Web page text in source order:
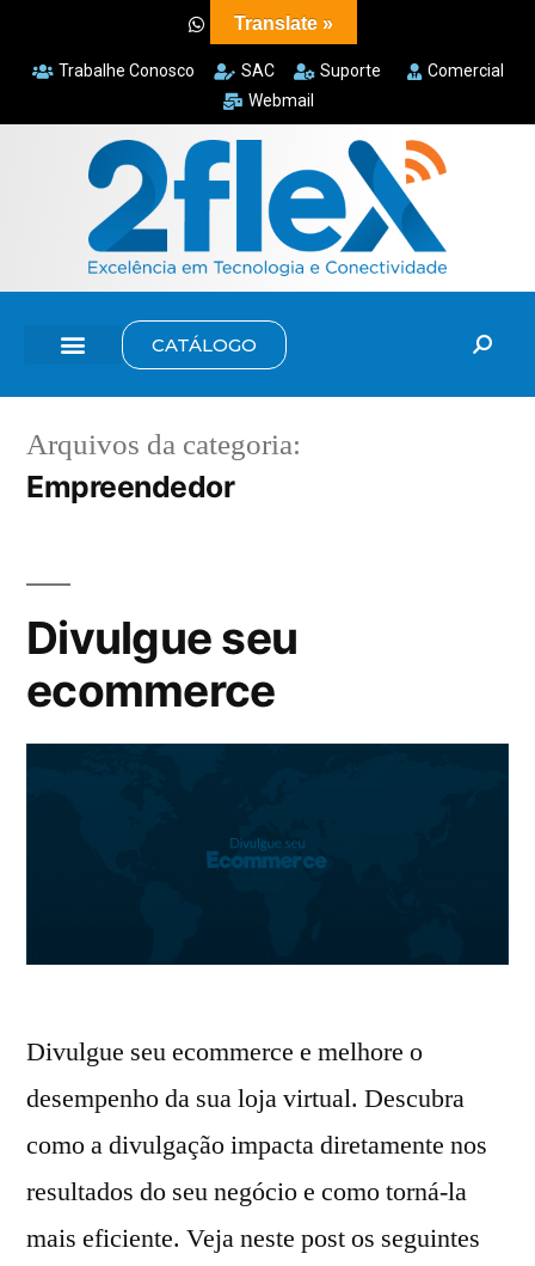
Trabalhe Conosco SAC Suporte
Comercial
Webmail
CATÁLOGO
Arquivos da categoria:
Empreendedor
Divulgue seu
ecommerce
Divulgue seu ecommerce e melhore o
desempenho da sua loja virtual. Descubra
como a divulgação impacta diretamente nos
resultados do seu negócio e como torná-la
mais eficiente. Veja neste post os seguintes
Translate »